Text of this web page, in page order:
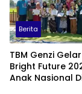
Berita
TBM Genzi
Bright Future
Anak Nasional